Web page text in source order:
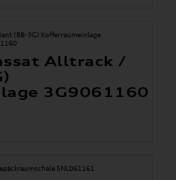
Alltrack /
3G9061160